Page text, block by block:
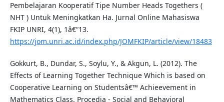
Pembelajaran Kooperatif Tipe Number Heads Togethers (
NHT ) Untuk Meningkatkan Ha. Jurnal Online Mahasiswa
FKIP UNRI, 4(1), 1â€“13.
https://jom.unri.ac.id/index.php/JOMFKIP/article/view/18483
Gokkurt, B., Dundar, S., Soylu, Y., & Akgun, L. (2012). The
Effects of Learning Together Technique Which is based on
Cooperative Learning on Studentsâ€™ Achieevement in
Mathematics Class. Procedia - Social and Behavioral